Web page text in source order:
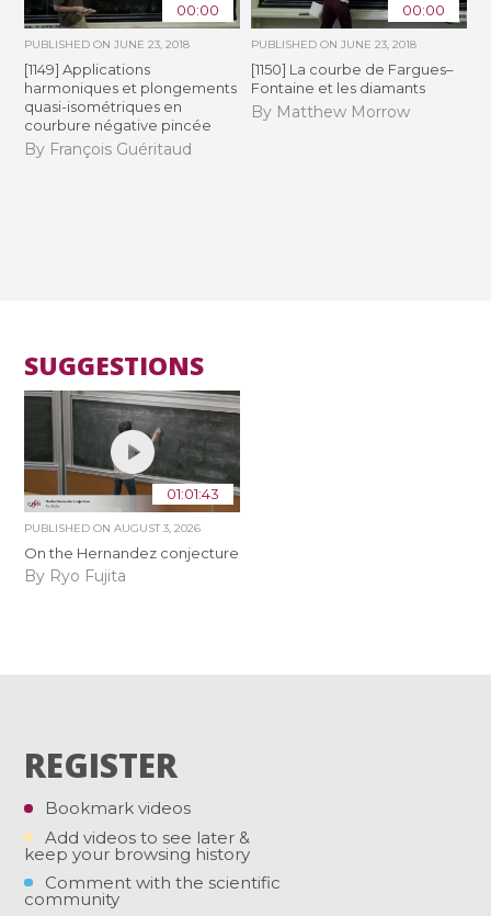
00:00
PUBLISHED ONJUNE 23, 2018
[1149] Applications
harmoniques et plongements
quasi-isométriques en
courbure négative pincée
By François Guéritaud
00:00
PUBLISHED ON JUNE 23, 2018
[1150] La courbe de Fargues–
Fontaine et les diamants
By Matthew Morrow
SUGGESTIONS
01:01:43
PUBLISHED ONAUGUST 3, 2026
On the Hernandez conjecture
By Ryo Fujita
REGISTER
Bookmark videos
Add videos to see later &
keep your browsing history
Comment with the scientific
community